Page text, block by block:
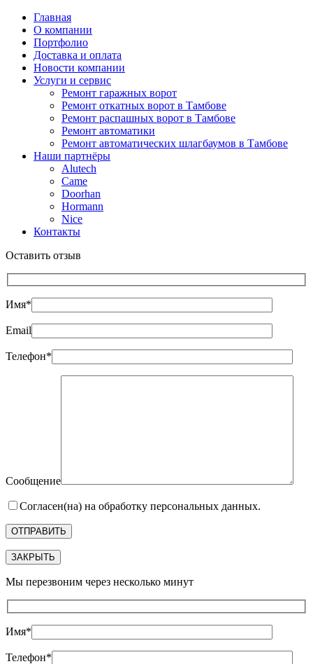
Главная
О компании
Портфолио
Доставка и оплата
Новости компании
Услуги и сервис
Ремонт гаражных ворот
Ремонт откатных ворот в Тамбове
Ремонт распашных ворот в Тамбове
Ремонт автоматики
Ремонт автоматических шлагбаумов в Тамбове
Наши партнёры
Alutech
Came
Doorhan
Hormann
Nice
Контакты
Оставить отзыв
Имя*
Email
Телефон*
Сообщение
Согласен(на) на обработку персональных данных.
ЗАКРЫТЬ
Мы перезвоним через несколько минут
Имя*
Телефон*